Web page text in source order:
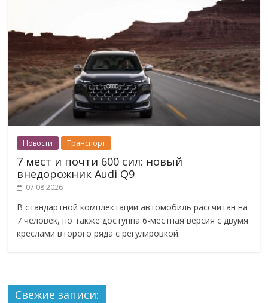
Новости Транспорт
7 мест и почти 600 сил: новый
внедорожник Audi Q9
07.08.2026
В стандартной комплектации автомобиль рассчитан на
7 человек, но также доступна 6-местная версия с двумя
креслами второго ряда с регулировкой.
Свежие записи: